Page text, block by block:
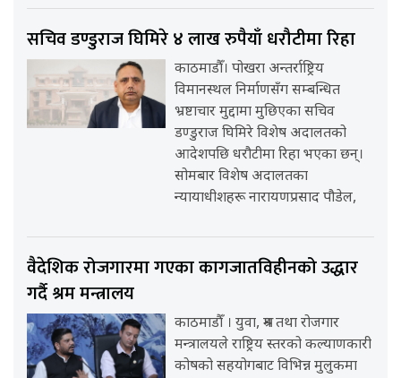
सचिव डण्डुराज घिमिरे ४ लाख रुपैयाँ धरौटीमा रिहा
काठमाडौँ। पोखरा अन्तर्राष्ट्रिय
विमानस्थल निर्माणसँग सम्बन्धित
भ्रष्टाचार मुद्दामा मुछिएका सचिव
डण्डुराज घिमिरे विशेष अदालतको
आदेशपछि धरौटीमा रिहा भएका छन्।
सोमबार विशेष अदालतका
न्यायाधीशहरू नारायणप्रसाद पौडेल,
वैदेशिक रोजगारमा गएका कागजातविहीनको उद्धार
गर्दै श्रम मन्त्रालय
काठमाडौँ । युवा, श्रम तथा रोजगार
मन्त्रालयले राष्ट्रिय स्तरको कल्याणकारी
कोषको सहयोगबाट विभिन्न मुलुकमा